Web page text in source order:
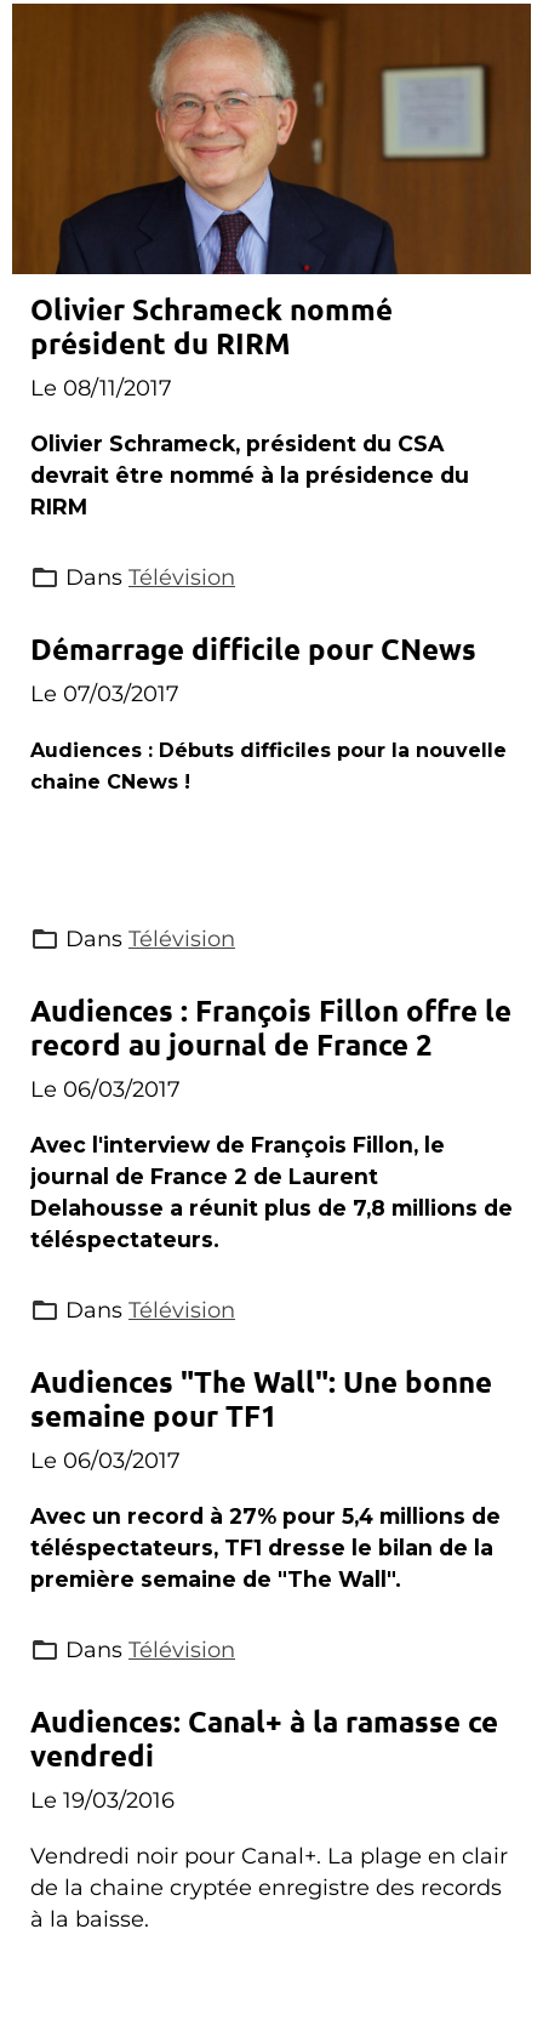
Olivier Schrameck nommé
président du RIRM
Le 08/11/2017
Olivier Schrameck, président du CSA
devrait être nommé à la présidence du
RIRM
Dans Télévision
Démarrage difficile pour CNews
Le 07/03/2017
Audiences : Débuts difficiles pour la nouvelle
chaine CNews !
Dans Télévision
Audiences : François Fillon offre le
record au journal de France 2
Le 06/03/2017
Avec l'interview de François Fillon, le
journal de France 2 de Laurent
Delahousse a réunit plus de 7,8 millions de
téléspectateurs.
Dans Télévision
Audiences "The Wall": Une bonne
semaine pour TF1
Le 06/03/2017
Avec un record à 27% pour 5,4 millions de
téléspectateurs, TF1 dresse le bilan de la
première semaine de "The Wall".
Dans Télévision
Audiences: Canal+ à la ramasse ce
vendredi
Le 19/03/2016
Vendredi noir pour Canal+. La plage en clair
de la chaine cryptée enregistre des records
à la baisse.